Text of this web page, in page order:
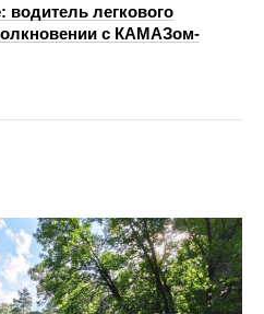
легкового
с КАМАЗом-